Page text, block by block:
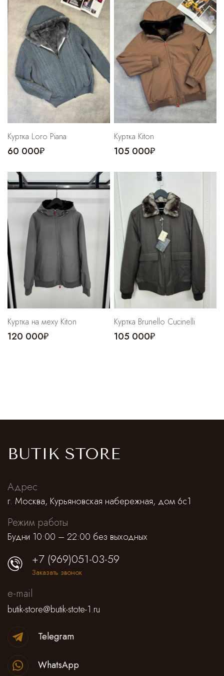
Куртка Loro Piana
60 000₽
Куртка Kiton
105 000₽
Куртка на меху Kiton
120 000₽
Куртка Brunello Cucinelli
105 000₽
BUTIK STORE
Адрес
г. Москва, Курьяновская набережная, дом 6с1
Режим работы
Будни 10:00 – 22:00 без выходных
+7 (969)051-03-59
Заказать звонок
e-mail
butik-store@butik-stote-1.ru
Telegram
WhatsApp